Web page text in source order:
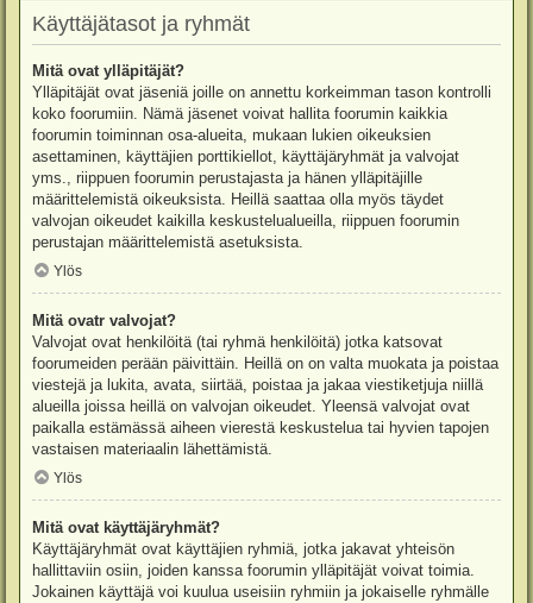
Käyttäjätasot ja ryhmät
Mitä ovat ylläpitäjät?
Ylläpitäjät ovat jäseniä joille on annettu korkeimman tason kontrolli
koko foorumiin. Nämä jäsenet voivat hallita foorumin kaikkia
foorumin toiminnan osa-alueita, mukaan lukien oikeuksien
asettaminen, käyttäjien porttikiellot, käyttäjäryhmät ja valvojat
yms., riippuen foorumin perustajasta ja hänen ylläpitäjille
määrittelemistä oikeuksista. Heillä saattaa olla myös täydet
valvojan oikeudet kaikilla keskustelualueilla, riippuen foorumin
perustajan määrittelemistä asetuksista.
Ylös
Mitä ovatr valvojat?
Valvojat ovat henkilöitä (tai ryhmä henkilöitä) jotka katsovat
foorumeiden perään päivittäin. Heillä on on valta muokata ja poistaa
viestejä ja lukita, avata, siirtää, poistaa ja jakaa viestiketjuja niillä
alueilla joissa heillä on valvojan oikeudet. Yleensä valvojat ovat
paikalla estämässä aiheen vierestä keskustelua tai hyvien tapojen
vastaisen materiaalin lähettämistä.
Ylös
Mitä ovat käyttäjäryhmät?
Käyttäjäryhmät ovat käyttäjien ryhmiä, jotka jakavat yhteisön
hallittaviin osiin, joiden kanssa foorumin ylläpitäjät voivat toimia.
Jokainen käyttäjä voi kuulua useisiin ryhmiin ja jokaiselle ryhmälle